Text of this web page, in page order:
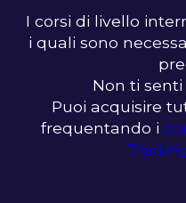
I corsi di livello
i quali sono
Non ti
Puoi acquisire
frequentando i